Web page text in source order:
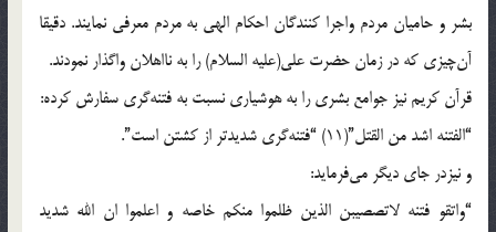
بشر و حاميان مردم واجرا کنندگان احکام الهى به مردم معرفى نمايند. دقيقا
آن‌چيزى که در زمان حضرت علي(عليه السلام) را به نااهلان واگذار نمودند.
قرآن کريم نيز جوامع بشرى را به هوشيارى نسبت به فتنه‌گرى سفارش کرده:
“الفتنه اشد من القتل”(11) “فتنه‌گرى شديدتر از کشتن است”.
و نيزدر جاى ديگر مى‌فرمايد:
“واتقو فتنه لاتصصيبن الذين ظلموا منکم خاصه و اعلموا ان الله شديد